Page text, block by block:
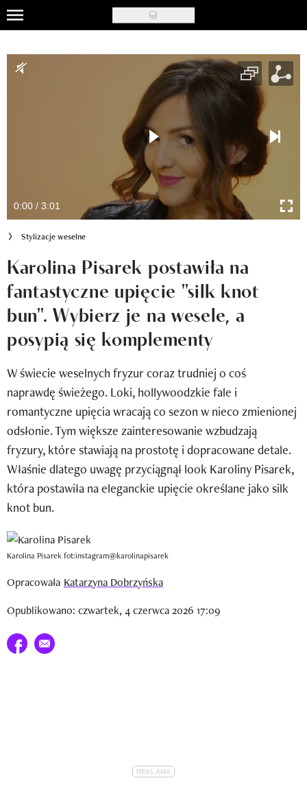
Skip
to
main
content
Moda
Newsy
Newsletter
Wizaz Summer Influ School
Mój profil / Zarejestruj się
0:00 / 3:01
Stylizacje weselne
Karolina Pisarek postawiła na
fantastyczne upięcie "silk knot
bun". Wybierz je na wesele, a
posypią się komplementy
W świecie weselnych fryzur coraz trudniej o coś
naprawdę świeżego. Loki, hollywoodzkie fale i
romantyczne upięcia wracają co sezon w nieco zmienionej
odsłonie. Tym większe zainteresowanie wzbudzają
fryzury, które stawiają na prostotę i dopracowane detale.
Właśnie dlatego uwagę przyciągnął look Karoliny Pisarek,
która postawiła na eleganckie upięcie określane jako silk
knot bun.
Karolina Pisarek fot:instagram@karolinapisarek
Opracowała Katarzyna Dobrzyńska
Opublikowano: czwartek, 4 czerwca 2026 17:09
Udostępnij na facebook
E-mail do przyjaciela